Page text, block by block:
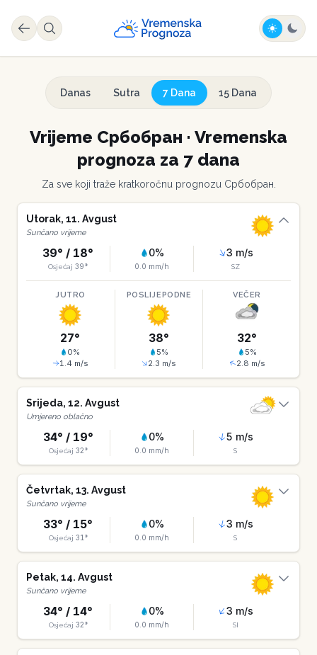
Danas Sutra 7 Dana 15 Dana
Vrijeme Србобран · Vremenska
prognoza za 7 dana
Za sve koji traže kratkoročnu prognozu Србобран
Utorak, 11. Avgust
Sunčano vrijeme
39° / 18°
Osjećaj 39°
0%
0.0 mm/h
3 m/s
SZ
JUTRO
27°
0%
1.4 m/s
POSLIJEPODNE
38°
5%
2.3 m/s
VEČER
32°
5%
2.8 m/s
Srijeda, 12. Avgust
Umjereno oblačno
34° / 19°
Osjećaj 32°
0%
0.0 mm/h
5 m/s
S
Četvrtak, 13. Avgust
Sunčano vrijeme
33° / 15°
Osjećaj 31 °
0%
0.0 mm/h
3 m/s
S
Petak, 14. Avgust
Sunčano vrijeme
34° / 14°
Osjećaj 32°
0%
0.0 mm/h
3 m/s
SI